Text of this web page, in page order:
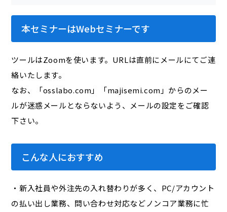
本セミナーはWebセミナーです
ツールはZoomを使います。URLは直前にメールにてご連
絡いたします。
なお、「osslabo.com」「majisemi.com」からのメー
ルが迷惑メールとならないよう、メールの設定をご確認
下さい。
こんな人におすすめ
・新入社員や外注先の入れ替わりが多く、PC/アカウント
の払い出し業務、問い合わせ対応などノンコア業務に忙